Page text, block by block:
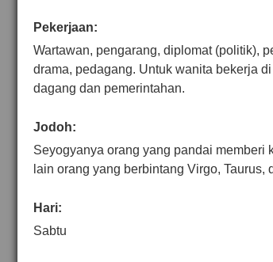
Pekerjaan:
Wartawan, pengarang, diplomat (politik),
drama, pedagang. Untuk wanita bekerja
dagang dan pemerintahan.
Jodoh:
Seyogyanya orang yang pandai memberi
lain orang yang berbintang Virgo, Taurus,
Hari:
Sabtu